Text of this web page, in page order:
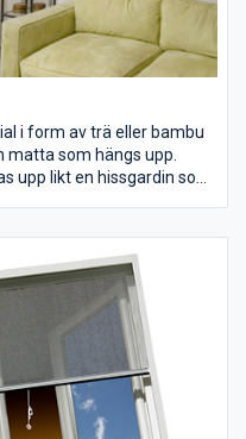
i form av trä eller bambu
som hängs upp.
upp likt en hissgardin som
så kommer vi kanske
Vi bjuder dock på lite
söker just information om